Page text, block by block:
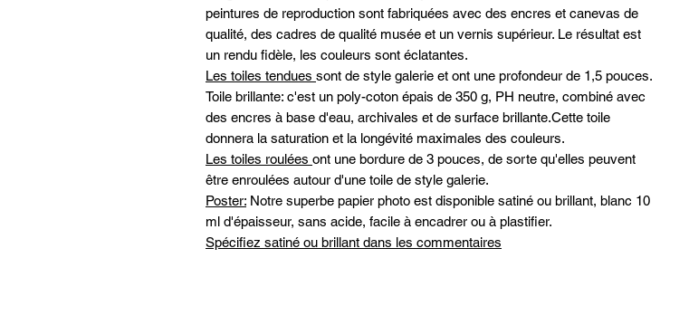
peintures de reproduction sont fabriquées avec des encres et canevas de
qualité, des cadres de qualité musée et un vernis supérieur. Le résultat est
un rendu fidèle, les couleurs sont éclatantes.
Les toiles tendues sont de style galerie et ont une profondeur de 1,5 pouces.
Toile brillante: c'est un poly-coton épais de 350 g, PH neutre, combiné avec
des encres à base d'eau, archivales et de surface brillante.Cette toile
donnera la saturation et la longévité maximales des couleurs.
Les toiles roulées ont une bordure de 3 pouces, de sorte qu'elles peuvent
être enroulées autour d'une toile de style galerie.
Poster: Notre superbe papier photo est disponible satiné ou brillant, blanc 10
ml d'épaisseur, sans acide, facile à encadrer ou à plastifier.
Spécifiez satiné ou brillant dans les commentaires